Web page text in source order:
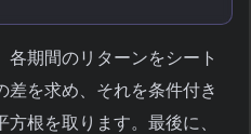
各期間のリターンをシート
差を求め、それを条件付き
根を取ります。最後に、